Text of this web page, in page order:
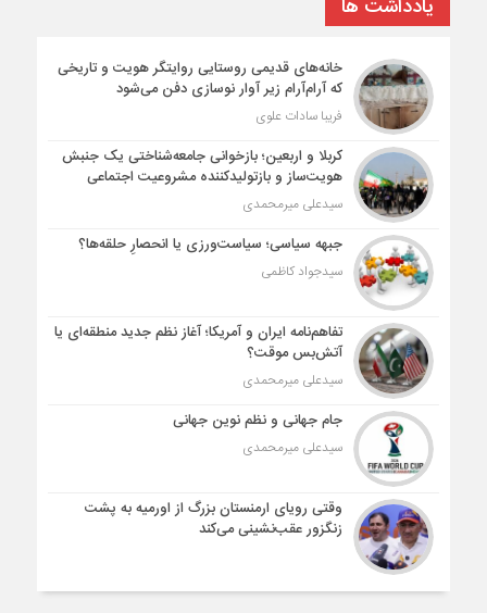
یادداشت ها
خانه‌های قدیمی روستایی روایتگر هویت و تاریخی
که آرام‌آرام زیر آوار نوسازی دفن می‌شود
فریبا سادات علوی
کربلا و اربعین؛ بازخوانی جامعه‌شناختی یک جنبش
هویت‌ساز و بازتولیدکننده مشروعیت اجتماعی
سیدعلی میرمحمدی
جبهه سیاسی؛ سیاست‌ورزی یا انحصارِ حلقه‌ها؟
سیدجواد کاظمی
تفاهم‌نامه ایران و آمریکا؛ آغاز نظم جدید منطقه‌ای یا
آتش‌بس موقت؟
سیدعلی میرمحمدی
جام جهانی و نظم نوین جهانی
سیدعلی میرمحمدی
وقتی رویای ارمنستان بزرگ از اورمیه به پشت
زنگزور عقب‌نشینی می‌کند